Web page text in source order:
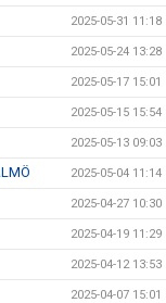
2025-05-31 11:18
2025-05-24 13:28
2025-05-17 15:01
2025-05-15 15:54
2025-05-13 09:03
2025-05-04 11:14
2025-04-27 10:30
2025-04-19 11:29
2025-04-12 13:53
2025-04-07 15:01